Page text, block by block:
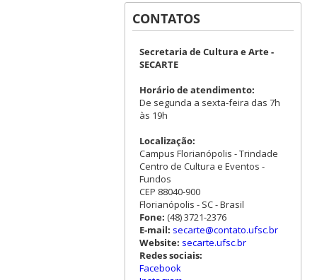
CONTATOS
Secretaria de Cultura e Arte -
SECARTE
Horário de atendimento:
De segunda a sexta-feira das 7h
às 19h
Localização:
Campus Florianópolis - Trindade
Centro de Cultura e Eventos -
Fundos
CEP 88040-900
Florianópolis - SC - Brasil
Fone: (48) 3721-2376
E-mail: secarte@contato.ufsc.br
Website: secarte.ufsc.br
Redes sociais:
Facebook